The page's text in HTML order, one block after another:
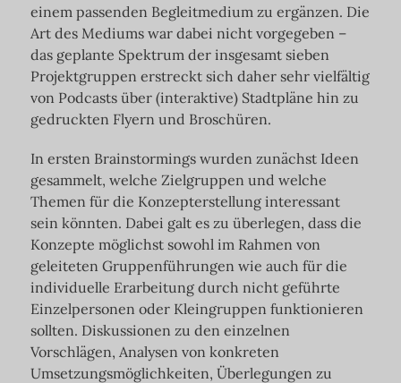
einem passenden Begleitmedium zu ergänzen. Die
Art des Mediums war dabei nicht vorgegeben –
das geplante Spektrum der insgesamt sieben
Projektgruppen erstreckt sich daher sehr vielfältig
von Podcasts über (interaktive) Stadtpläne hin zu
gedruckten Flyern und Broschüren.
In ersten Brainstormings wurden zunächst Ideen
gesammelt, welche Zielgruppen und welche
Themen für die Konzepterstellung interessant
sein könnten. Dabei galt es zu überlegen, dass die
Konzepte möglichst sowohl im Rahmen von
geleiteten Gruppenführungen wie auch für die
individuelle Erarbeitung durch nicht geführte
Einzelpersonen oder Kleingruppen funktionieren
sollten. Diskussionen zu den einzelnen
Vorschlägen, Analysen von konkreten
Umsetzungsmöglichkeiten, Überlegungen zu